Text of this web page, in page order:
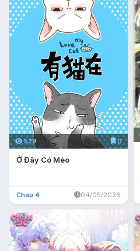
529 0
Ở Đây Có Mèo
Chap 4 04/05/2026